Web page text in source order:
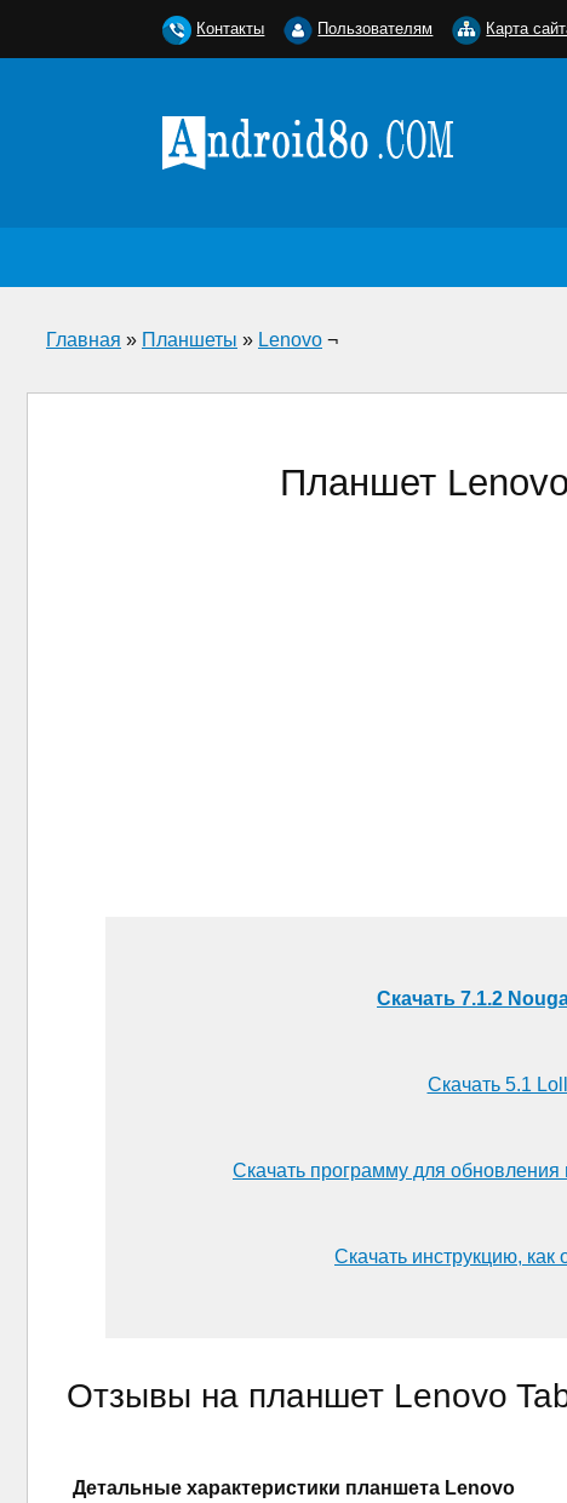
Главная » Планшеты » Lenovo ¬
Планшет
Скачать 7.1.2
Скачать 5.1
Скачать программу для
Скачать инструкцию,
Отзывы на планшет Lenovo
Детальные характеристики планшетa Lenovo
Контакты Пользователям Карта